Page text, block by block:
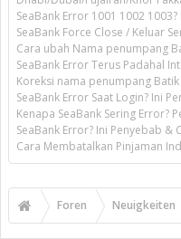
SeaBank Error 1001 1002
SeaBank Force Close / Keluar
Cara ubah Nama penumpang
SeaBank Error Terus Padahal
Koreksi nama penumpang
SeaBank Error Saat Login? Ini
Kenapa SeaBank Sering Error?
SeaBank Error? Ini Penyebab &
Cara Membatalkan Pinjaman
Foren Neuigkeiten